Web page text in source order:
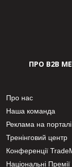
ПРО В2В
Про нас
Наша команда
Реклама на порталі
Тренінговий центр
Конференції
Національні Премії